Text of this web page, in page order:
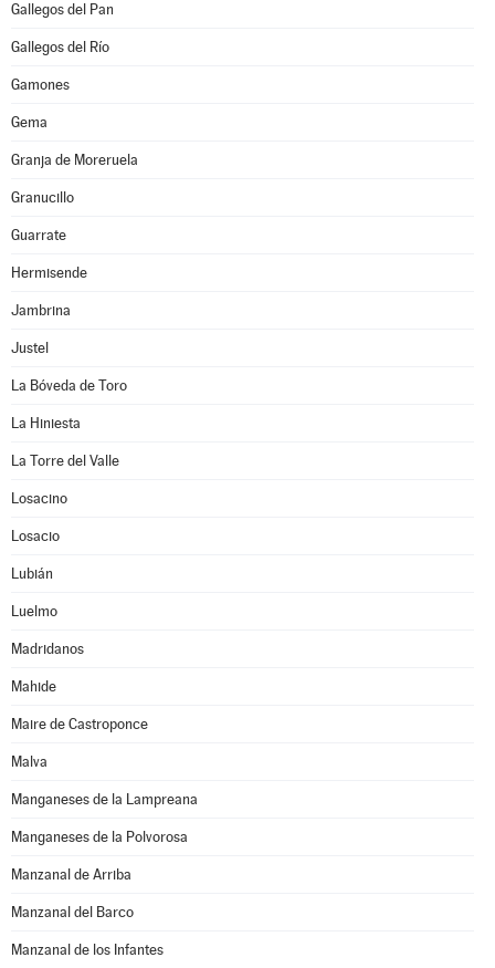
Gallegos del Pan
Gallegos del Río
Gamones
Gema
Granja de Moreruela
Granucillo
Guarrate
Hermisende
Jambrina
Justel
La Bóveda de Toro
La Hiniesta
La Torre del Valle
Losacino
Losacio
Lubián
Luelmo
Madridanos
Mahide
Maire de Castroponce
Malva
Manganeses de la Lampreana
Manganeses de la Polvorosa
Manzanal de Arriba
Manzanal del Barco
Manzanal de los Infantes